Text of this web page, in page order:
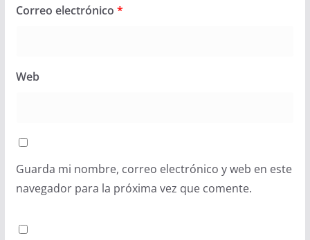
Correo electrónico *
Web
Guarda mi nombre, correo electrónico y web en este
navegador para la próxima vez que comente.